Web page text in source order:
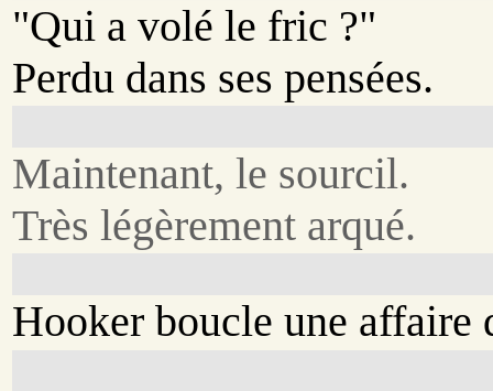
"Qui a volé le fric ?"
Perdu dans ses pensées.
Maintenant, le sourcil.
Très légèrement arqué.
Hooker boucle une affaire